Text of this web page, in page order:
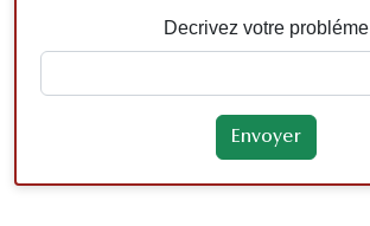
Decrivez votre probléme